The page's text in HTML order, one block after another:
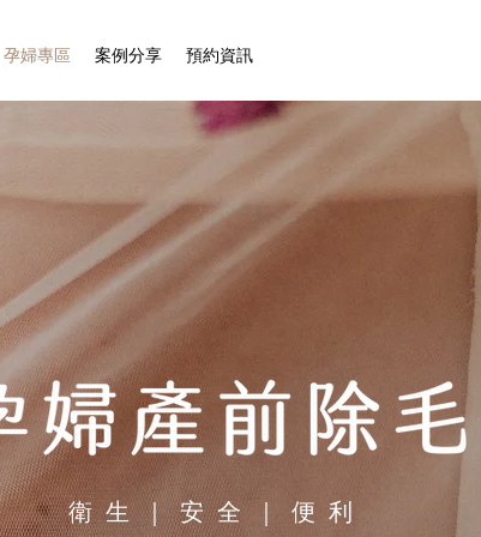
孕婦專區 案例分享 預約資訊
衛生｜安全｜便利